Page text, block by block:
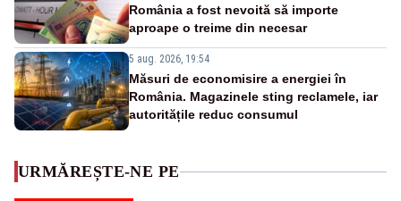
România a fost nevoită să importe
aproape o treime din necesar
5 aug. 2026, 19:54
Măsuri de economisire a energiei în
România. Magazinele sting reclamele, iar
autoritățile reduc consumul
URMĂREȘTE-NE PE